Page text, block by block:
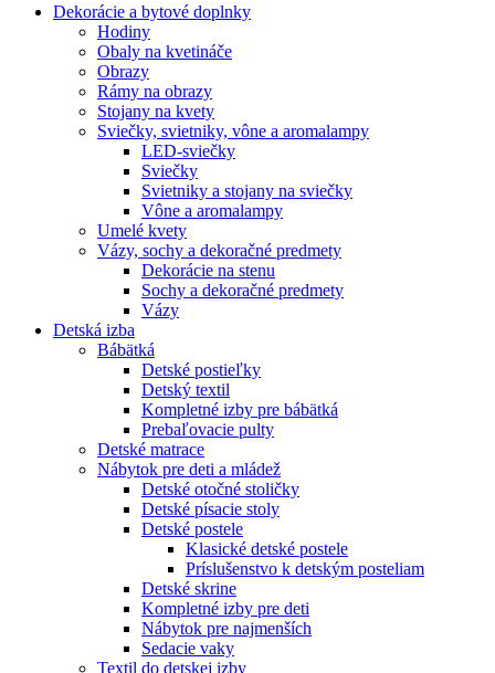
Dekorácie a bytové doplnky
Hodiny
Obaly na kvetináče
Obrazy
Rámy na obrazy
Stojany na kvety
Sviečky, svietniky, vône a aromalampy
LED-sviečky
Sviečky
Svietniky a stojany na sviečky
Vône a aromalampy
Umelé kvety
Vázy, sochy a dekoračné predmety
Dekorácie na stenu
Sochy a dekoračné predmety
Vázy
Detská izba
Bábätká
Detské postieľky
Detský textil
Kompletné izby pre bábätká
Prebaľovacie pulty
Detské matrace
Nábytok pre deti a mládež
Detské otočné stoličky
Detské písacie stoly
Detské postele
Klasické detské postele
Príslušenstvo k detským posteliam
Detské skrine
Kompletné izby pre deti
Nábytok pre najmenších
Sedacie vaky
Textil do detskej izby